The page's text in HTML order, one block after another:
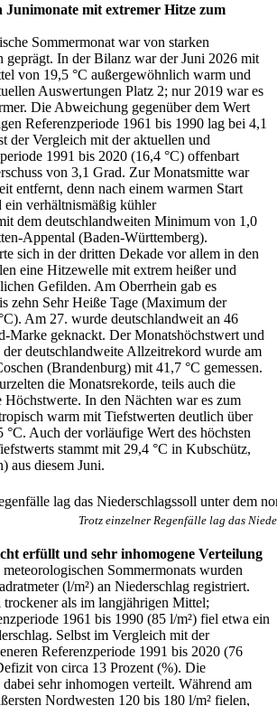
Junimonate mit extremer Hitze zum
Sommermonat war von starken
geprägt. In der Bilanz war der Juni 2026 mit
von 19,5 °C außergewöhnlich warm und
Auswertungen Platz 2; nur 2019 war es
Die Abweichung gegenüber dem Wert
Referenzperiode 1961 bis 1990 lag bei 4,1
der Vergleich mit der aktuellen und
1991 bis 2020 (16,4 °C) offenbart
von 3,1 Grad. Zur Monatsmitte war
entfernt, denn nach einem warmen Start
ein verhältnismäßig kühler
dem deutschlandweiten Minimum von 1,0
Appental (Baden-Württemberg).
sich in der dritten Dekade vor allem in den
eine Hitzewelle mit extrem heißer und
Gefilden. Am Oberrhein gab es
zehn Sehr Heiße Tage (Maximum der
Am 27. wurde deutschlandweit an 46
Marke geknackt. Der Monatshöchstwert und
deutschlandweite Allzeitrekord wurde am
(Brandenburg) mit 41,7 °C gemessen.
die Monatsrekorde, teils auch die
In den Nächten war es zum
warm mit Tiefstwerten deutlich über
°C. Auch der vorläufige Wert des höchsten
stammt mit 29,4 °C in Kubschütz,
aus diesem Juni.
Trotz einzelner Regenfälle lag das
erfüllt und sehr inhomogene Verteilung
Sommermonats wurden
(l/m²) an Niederschlag registriert.
als im langjährigen Mittel;
1961 bis 1990 (85 l/m²) fiel etwa ein
Selbst im Vergleich mit der
Referenzperiode 1991 bis 2020 (76
von circa 13 Prozent (%). Die
sehr inhomogen verteilt. Während am
Nordwesten 120 bis 180 l/m² fielen,